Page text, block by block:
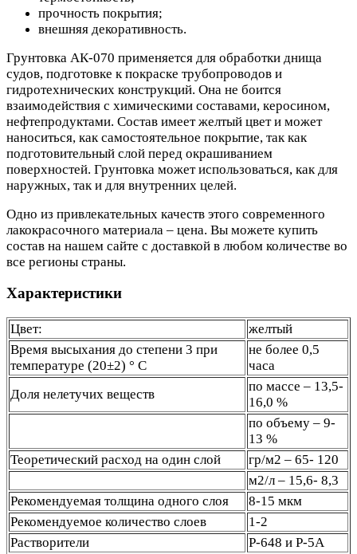
прочность покрытия;
внешняя декоративность.
Грунтовка АК-070 применяется для обработки днища
судов, подготовке к покраске трубопроводов и
гидротехнических конструкций. Она не боится
взаимодействия с химическими составами, керосином,
нефтепродуктами. Состав имеет желтый цвет и может
наноситься, как самостоятельное покрытие, так как
подготовительный слой перед окрашиванием
поверхностей. Грунтовка может использоваться, как для
наружных, так и для внутренних целей.
Одно из привлекательных качеств этого современного
лакокрасочного материала – цена. Вы можете купить
состав на нашем сайте с доставкой в любом количестве во
все регионы страны.
Характеристики
Цвет:
желтый
Время высыхания до степени 3 при
температуре (20±2) ° С
не более 0,5
часа
Доля нелетучих веществ
по массе – 13,5-
16,0 %
по объему – 9-
13 %
Теоретический расход на один слой
гр/м2 – 65- 120
м2/л – 15,6- 8,3
Рекомендуемая толщина одного слоя
8-15 мкм
Рекомендуемое количество слоев
1-2
Растворители
Р-648 и Р-5А